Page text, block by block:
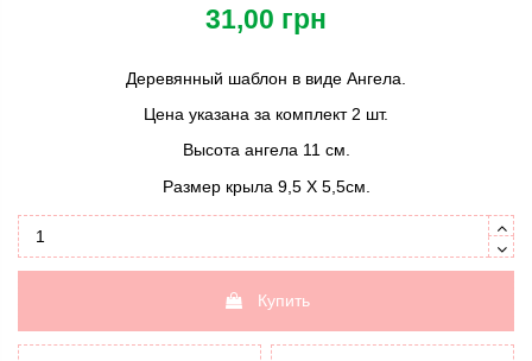
31,00 грн
Деревянный шаблон в виде Ангела.
Цена указана за комплект 2 шт.
Высота ангела 11 см.
Размер крыла 9,5 Х 5,5см.
Купить